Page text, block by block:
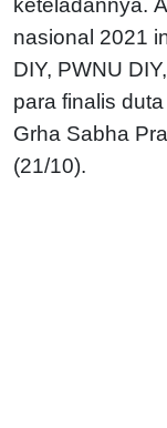
keteladannya.
nasional 2021
DIY, PWNU
para finalis
Grha Sabha
(21/10).